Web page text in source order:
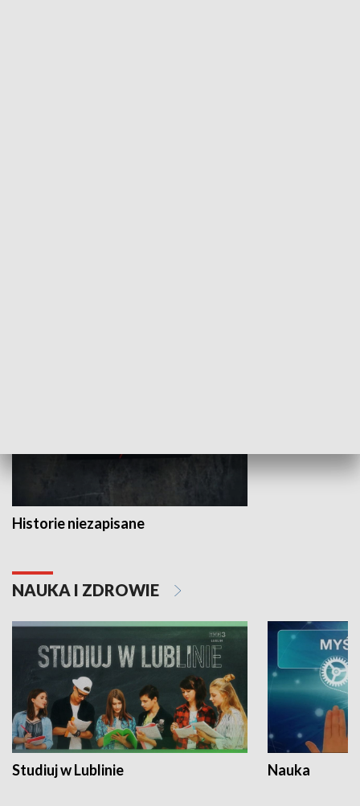
Historie niezapisane
NAUKA I ZDROWIE
Studiuj w Lublinie Nauka